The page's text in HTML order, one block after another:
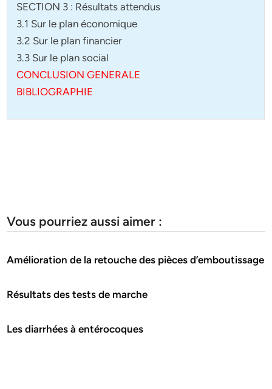
SECTION 3 : Résultats attendus
3.1 Sur le plan économique
3.2 Sur le plan financier
3.3 Sur le plan social
CONCLUSION GENERALE
BIBLIOGRAPHIE
Vous pourriez aussi aimer :
Amélioration de la retouche des pièces d’emboutissage
Résultats des tests de marche
Les diarrhées à entérocoques